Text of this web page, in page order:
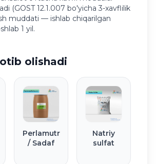
(GOST 12.1.007 bo'yicha 3-xavflilik
muddati — ishlab chiqarilgan
1 yil.
olishadi
Perlamutr
/ Sadaf
Natriy
sulfat